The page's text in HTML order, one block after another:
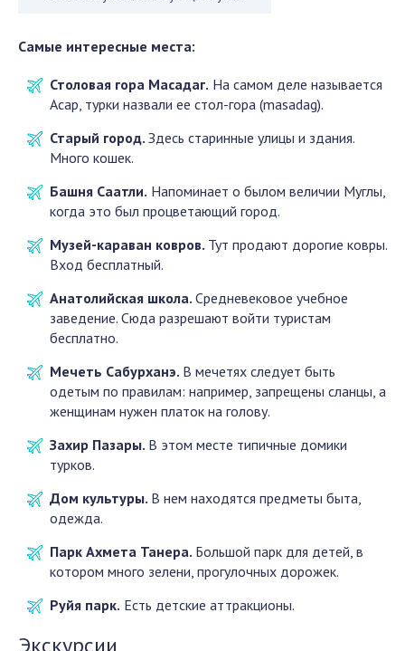
Самые интересные места:
Столовая гора Масадаг. На самом деле называется
Асар, турки назвали ее стол-гора (masadag).
Старый город. Здесь старинные улицы и здания.
Много кошек.
Башня Саатли. Напоминает о былом величии Муглы,
когда это был процветающий город.
Музей-караван ковров. Тут продают дорогие ковры.
Вход бесплатный.
Анатолийская школа. Средневековое учебное
заведение. Сюда разрешают войти туристам
бесплатно.
Мечеть Сабурханэ. В мечетях следует быть
одетым по правилам: например, запрещены сланцы, а
женщинам нужен платок на голову.
Захир Пазары. В этом месте типичные домики
турков.
Дом культуры. В нем находятся предметы быта,
одежда.
Парк Ахмета Танера. Большой парк для детей, в
котором много зелени, прогулочных дорожек.
Руйя парк. Есть детские аттракционы.
Экскурсии